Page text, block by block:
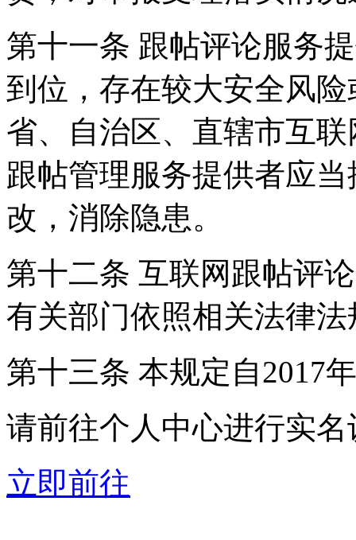
第十一条 跟帖评论服务
到位，存在较大安全风
省、自治区、直辖市互
跟帖管理服务提供者应
改，消除隐患。
第十二条 互联网跟帖评
有关部门依照相关法律
第十三条 本规定自2017
请前往个人中心进行实名
立即前往